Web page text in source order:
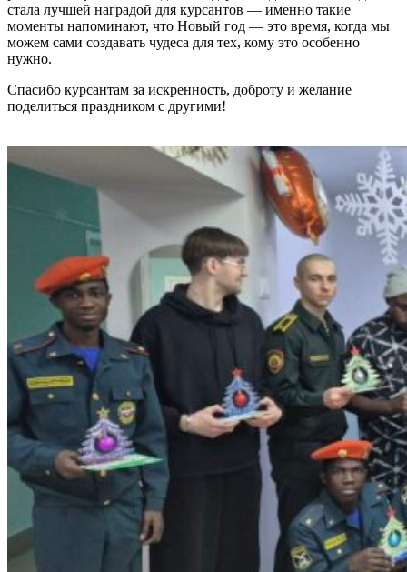
стала лучшей наградой для курсантов — именно такие
моменты напоминают, что Новый год — это время, когда мы
можем сами создавать чудеса для тех, кому это особенно
нужно.
Спасибо курсантам за искренность, доброту и желание
поделиться праздником с другими!